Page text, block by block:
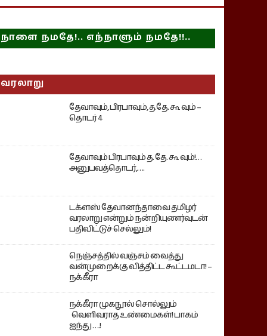
நாளை நமதே!.. எந்நாளும் நமதே!!..
வரலாறு
தேவாவும், பிரபாவும், த.தே. கூ வும் –
தொடர் 4
தேவாவும் பிரபாவும் த. தே. கூ வும்!…
அனுபவத்தொடர்,….
டக்ளஸ் தேவானந்தாவை தமிழர்
வரலாறு என்றும் நன்றியுணர்வுடன்
பதிவிட்டுச் செல்லும்!
நெஞ்சத்தில் வஞ்சம் வைத்து
வன்முறைக்கு வித்திட்ட கூட்டமடா! –
நக்கீரா
நக்கீரா முகநூல் சொல்லும்
வெளிவராத உண்மைகள்! பாகம்
ஐந்து ….!